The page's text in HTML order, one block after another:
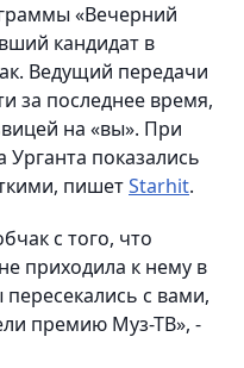
«Вечерний
кандидат в
Ведущий передачи
за последнее время,
на «вы». При
показались
пишетStarhit.
с того, что
приходила к нему в
с вами,
премию Муз-ТВ», -